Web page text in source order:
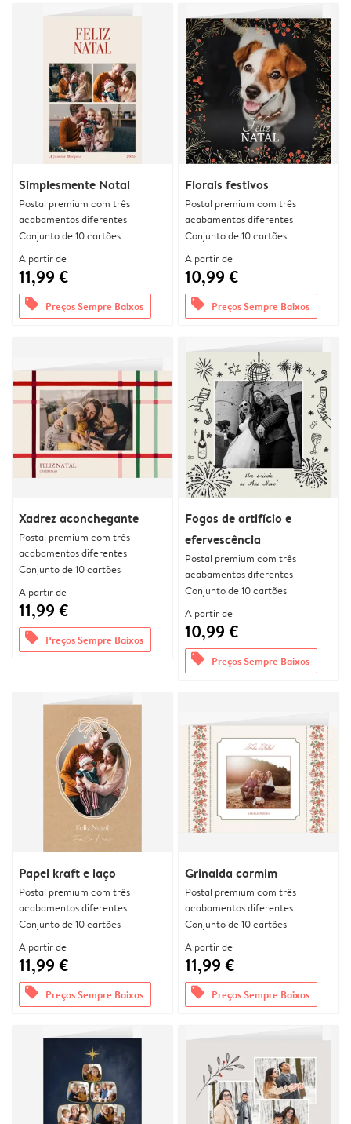
Simplesmente Natal
Postal premium com três
acabamentos diferentes
Conjunto de 10 cartões
A partir de
11,99 €
offers Preços Sempre Baixos
Florais festivos
Postal premium com três
acabamentos diferentes
Conjunto de 10 cartões
A partir de
10,99 €
offers Preços Sempre Baixos
Xadrez aconchegante
Postal premium com três
acabamentos diferentes
Conjunto de 10 cartões
A partir de
11,99 €
offers Preços Sempre Baixos
Fogos de artifício e
efervescência
Postal premium com três
acabamentos diferentes
Conjunto de 10 cartões
A partir de
10,99 €
offers Preços Sempre Baixos
Papel kraft e laço
Postal premium com três
acabamentos diferentes
Conjunto de 10 cartões
A partir de
11,99 €
offers Preços Sempre Baixos
Grinalda carmim
Postal premium com três
acabamentos diferentes
Conjunto de 10 cartões
A partir de
11,99 €
offers Preços Sempre Baixos